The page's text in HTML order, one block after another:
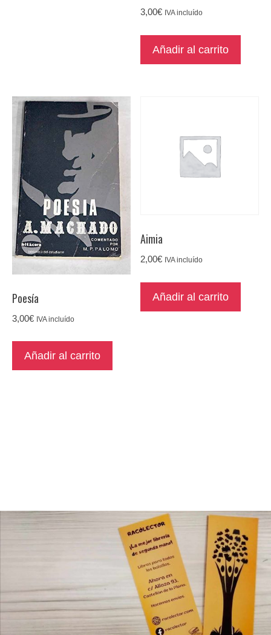
3,00€ IVA incluído
Añadir al carrito
Poesía
3,00€ IVA incluído
Añadir al carrito
Aimia
2,00€ IVA incluído
Añadir al carrito